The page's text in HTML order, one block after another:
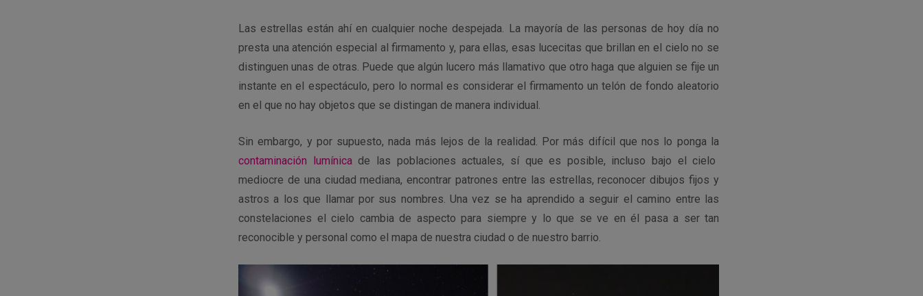
Las estrellas están ahí en cualquier noche despejada. La mayoría de las personas de hoy día no
presta una atención especial al firmamento y, para ellas, esas lucecitas que brillan en el cielo no se
distinguen unas de otras. Puede que algún lucero más llamativo que otro haga que alguien se fije un
instante en el espectáculo, pero lo normal es considerar el firmamento un telón de fondo aleatorio
en el que no hay objetos que se distingan de manera individual.
Sin embargo, y por supuesto, nada más lejos de la realidad. Por más difícil que nos lo ponga la
contaminación lumínicade las poblaciones actuales, sí que es posible, incluso bajo el cielo
mediocre de una ciudad mediana, encontrar patrones entre las estrellas, reconocer dibujos fijos y
astros a los que llamar por sus nombres. Una vez se ha aprendido a seguir el camino entre las
constelaciones el cielo cambia de aspecto para siempre y lo que se ve en él pasa a ser tan
reconocible y personal como el mapa de nuestra ciudad o de nuestro barrio.